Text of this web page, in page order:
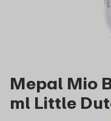
Mepal Mio
ml Little